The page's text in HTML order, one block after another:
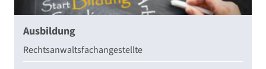
Ausbildung
Rechtsanwaltsfachangestellte